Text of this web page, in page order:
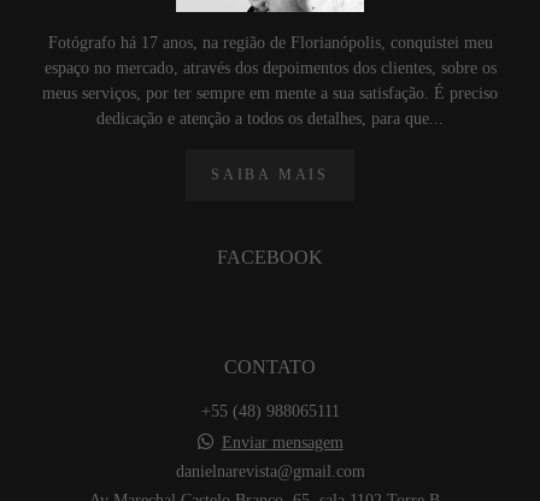
Fotógrafo há 17 anos, na região de Florianópolis, conquistei meu
espaço no mercado, através dos depoimentos dos clientes, sobre os
meus serviços, por ter sempre em mente a sua satisfação. É preciso
dedicação e atenção a todos os detalhes, para que...
SAIBA MAIS
FACEBOOK
CONTATO
+55 (48) 988065111
Enviar mensagem
danielnarevista@gmail.com